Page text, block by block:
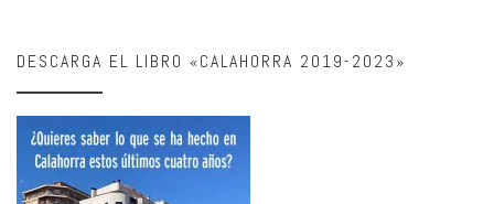
DESCARGA EL LIBRO «CALAHORRA 2019-2023»